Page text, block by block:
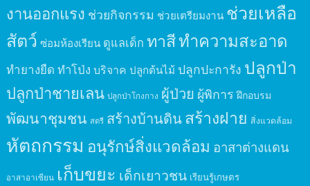
งานออกแรง ช่วยกิจกรรม ช่วยเตรียมงาน ช่วยเหลือ
สัตว์ ซ่อมห้องเรียน ดูแลเด็ก ทาสีทำความสะอาด
ทำยางยืด ทำโป่ง บริจาค ปลูกต้นไม้ ปลูกปะการัง ปลูกป่า
ปลูกป่าชายเลน ปลูกป่าโกงกาง ผู้ป่วย ผู้พิการ ฝึกอบรม
พัฒนาชุมชน สตรี สร้างบ้านดินสร้างฝาย สิ่งแวดล้อม
หัตถกรรม อนุรักษ์สิ่งแวดล้อม อาสาต่างแดน
อาสาอาเซียน เก็บขยะ เด็กเยาวชน เรียนรู้เกษตร